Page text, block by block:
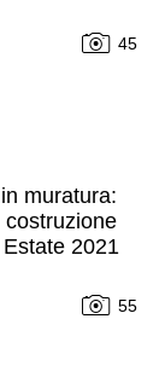
45
muratura:
costruzione
2021
55